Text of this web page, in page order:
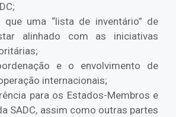
uma “lista de inventário” de
alinhado com as iniciativas
e o envolvimento de
internacionais;
para os Estados-Membros e
SADC, assim como outras partes